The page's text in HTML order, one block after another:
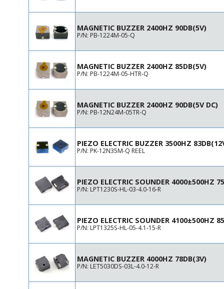
40x44.5 H57.5
43x38 H23.5
67x73 H105
72.5x122.5 H35
120x72.7 H43
Ø9 H5.5
Ø9.2 H4.5
Ø9.2 H5.5
Ø9.2 H9.5
Ø10.5 H4
Ø12 H5.5
Ø12 H8
Ø12 H9
Ø12 H9.5
Ø12.6 H6
Ø14 H7.5
Ø15 H0.47
Ø16.5 H4
MAGNETIC BUZZER 2400HZ 90DB(5V)
P/N: PB-1224M-05-Q
MAGNETIC BUZZER 2400HZ 85DB(5V)
P/N: PB-1224M-05-HTR-Q
MAGNETIC BUZZER 2400HZ 90DB(5V DC)
P/N: PB-12N24M-05TR-Q
PIEZO ELECTRIC BUZZER 3500HZ
P/N: PK-12N35M-Q REEL
PIEZO ELECTRIC SOUNDER 4000±500HZ
P/N: LPT1230S-HL-03-4.0-16-R
PIEZO ELECTRIC SOUNDER 4100±500HZ
P/N: LPT1325S-HL-05-4.1-15-R
MAGNETIC BUZZER 4000HZ 78DB(3V)
P/N: LET5030DS-03L-4.0-12-R